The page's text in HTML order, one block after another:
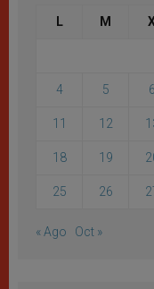
L M
4 5 6
11 12
18 19
25 26
« Ago Oct »